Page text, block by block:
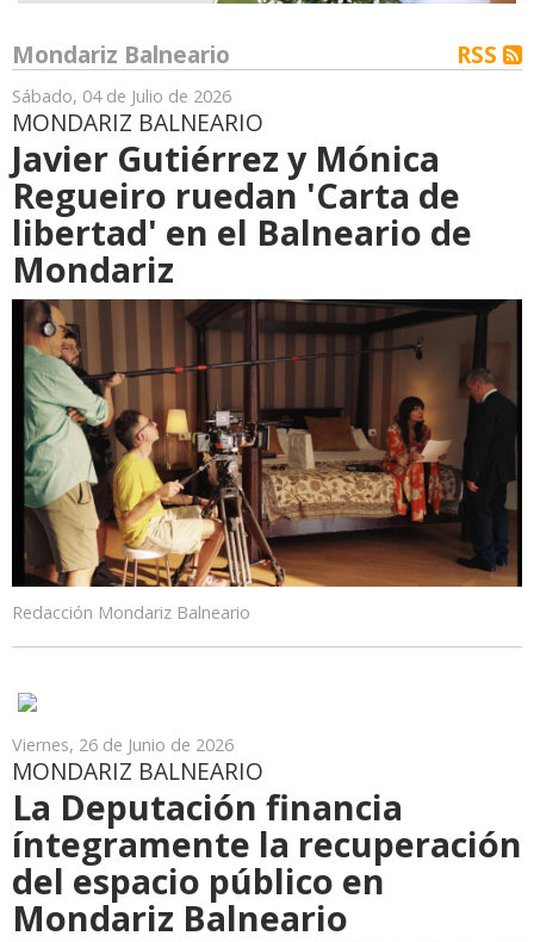
Mondariz Balneario RSS
Sábado, 04 de Julio de 2026
MONDARIZ BALNEARIO
Javier Gutiérrez y Mónica
Regueiro ruedan 'Carta de
libertad' en el Balneario de
Mondariz
Redacción Mondariz Balneario
Viernes, 26 de Junio de 2026
MONDARIZ BALNEARIO
La Deputación financia
íntegramente la recuperación
del espacio público en
Mondariz Balneario